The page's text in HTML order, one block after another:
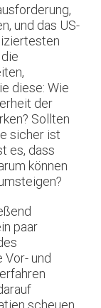
und das US-
diese: Wie
der
Sollten
sicher ist
es, dass
können
paar
und
scheuen,